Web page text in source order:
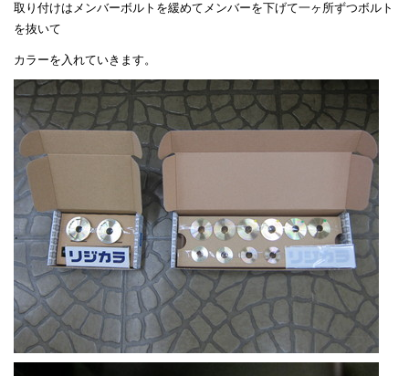
取り付けはメンバーボルトを緩めてメンバーを下げて一ヶ所ずつボルト
を抜いて
カラーを入れていきます。